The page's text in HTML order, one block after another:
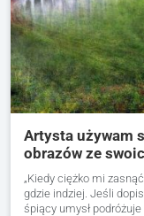
Artysta używam
obrazów ze
„Kiedy ciężko mi
gdzie indziej. Jeśli
śpiący umysł